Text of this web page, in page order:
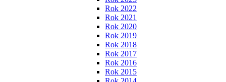
Rok 2022
Rok 2021
Rok 2020
Rok 2019
Rok 2018
Rok 2017
Rok 2016
Rok 2015